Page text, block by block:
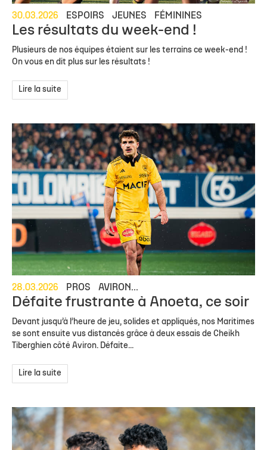
30.03.2026 ESPOIRS JEUNES FÉMININES
Les résultats du week-end !
Plusieurs de nos équipes étaient sur les terrains ce week-end !
On vous en dit plus sur les résultats !
Lire la suite
28.03.2026 PROS AVIRON...
Défaite frustrante à Anoeta, ce soir
Devant jusqu’à l’heure de jeu, solides et appliqués, nos Maritimes
se sont ensuite vus distancés grâce à deux essais de Cheikh
Tiberghien côté Aviron. Défaite...
Lire la suite